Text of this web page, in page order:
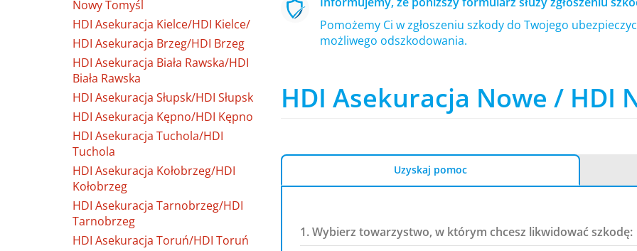
Nowy Tomyśl
HDI Asekuracja Kielce/HDI Kielce/
HDI Asekuracja Brzeg/HDI Brzeg
HDI Asekuracja Biała Rawska/HDI
Biała Rawska
HDI Asekuracja Słupsk/HDI Słupsk
HDI Asekuracja Kępno/HDI Kępno
HDI Asekuracja Tuchola/HDI
Tuchola
HDI Asekuracja Kołobrzeg/HDI
Kołobrzeg
HDI Asekuracja Tarnobrzeg/HDI
Tarnobrzeg
HDI Asekuracja Toruń/HDI Toruń
Pomożemy Ci w zgłoszeniu szkody do Twojego
możliwego odszkodowania.
HDI Asekuracja Nowe / HDI
Uzyskaj pomoc
1. Wybierz towarzystwo, w którym chcesz likwidować szkodę: